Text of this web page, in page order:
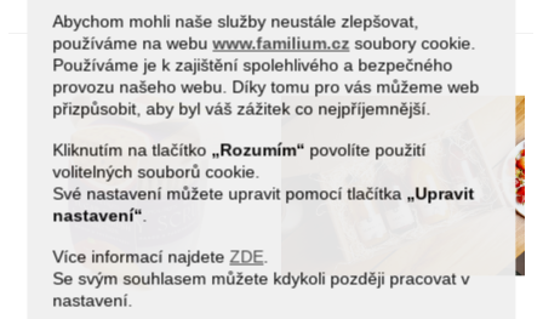
Abychom mohli naše služby neustále zlepšovat,
používáme na webuwww.familium.cz soubory cookie.
Používáme je k zajištění spolehlivého a bezpečného
provozu našeho webu. Díky tomu pro vás můžeme web
přizpůsobit, aby byl váš zážitek co nejpříjemnější.
Kliknutím na tlačítko „Rozumím“ povolíte použití
volitelných souborů cookie.
Své nastavení můžete upravit pomocí tlačítka „Upravit
nastavení“
Více informací najdete ZDE
Se svým souhlasem můžete kdykoli později pracovat v
nastavení.